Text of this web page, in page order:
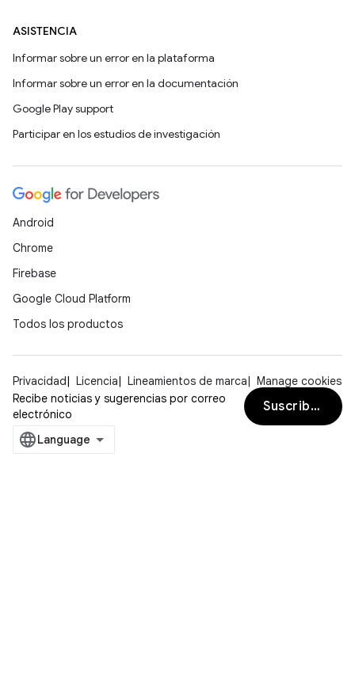
ASISTENCIA
Informar sobre un error en la plataforma
Informar sobre un error en la documentación
Google Play support
Participar en los estudios de investigación
Android
Chrome
Firebase
Google Cloud Platform
Todos los productos
Privacidad Licencia Lineamientos de marca
Manage cookies
Recibe noticias y sugerencias por correo
electrónico
Suscribirse